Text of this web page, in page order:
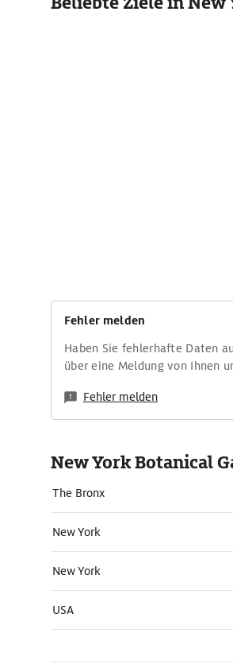
Fehler melden
Haben Sie fehlerhafte Daten
über eine Meldung von Ihnen
Fehler melden
New York Botanical
The Bronx
New York
New York
USA